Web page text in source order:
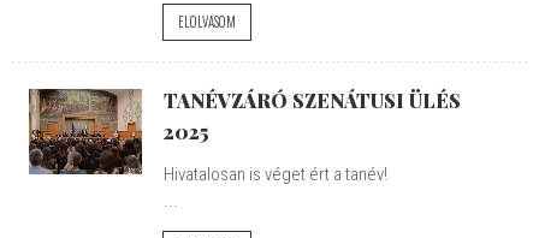
ELOLVASOM
TANÉVZÁRÓ SZENÁTUSI ÜLÉS
2025
Hivatalosan is véget ért a tanév!
...